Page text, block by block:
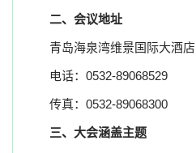
二、会议地址
青岛海泉湾维景国际大酒店
电话： 0532-89068529
传真： 0532-89068300
三、大会涵盖主题